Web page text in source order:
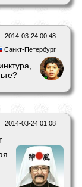
2014-03-24 00:48
Санкт-Петербург
2014-03-24 01:08